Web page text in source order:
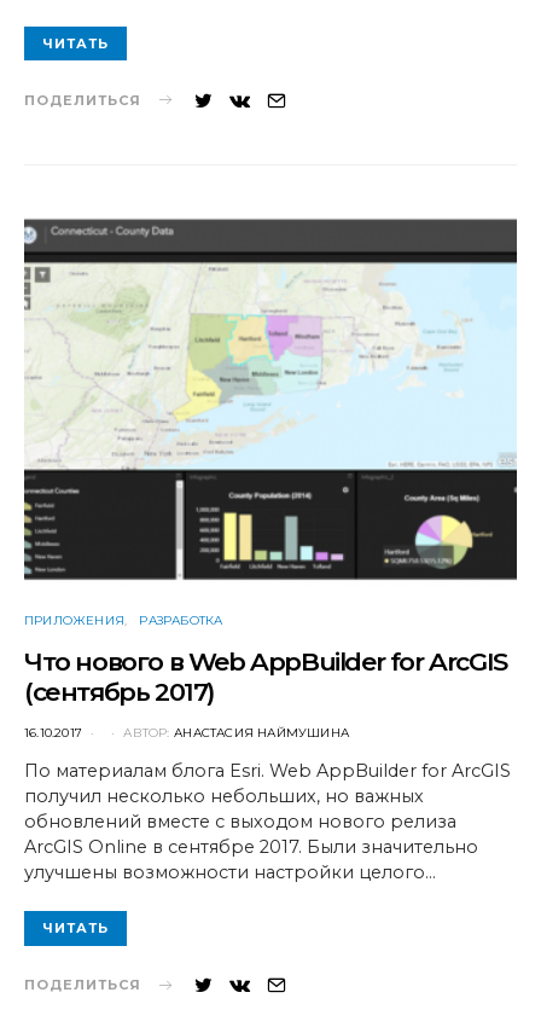
ЧИТАТЬ
ПОДЕЛИТЬСЯ
ПРИЛОЖЕНИЯ РАЗРАБОТКА
Что нового в Web AppBuilder for ArcGIS
(сентябрь 2017)
POSTED
16.10.2017 АВТОР: АНАСТАСИЯ НАЙМУШИНА
По материалам блога Esri. Web AppBuilder for ArcGIS
получил несколько небольших, но важных
обновлений вместе с выходом нового релиза
ArcGIS Online в сентябре 2017. Были значительно
улучшены возможности настройки целого…
ЧИТАТЬ
ПОДЕЛИТЬСЯ